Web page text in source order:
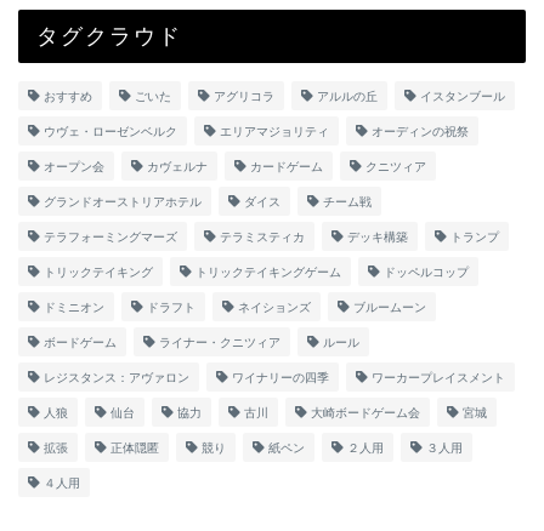
タグクラウド
おすすめ ごいた アグリコラ アルルの丘 イスタンブール
ウヴェ・ローゼンベルク エリアマジョリティ オーディンの祝祭
オープン会 カヴェルナ カードゲーム クニツィア
グランドオーストリアホテル ダイス チーム戦
テラフォーミングマーズ テラミスティカ デッキ構築 トランプ
トリックテイキング トリックテイキングゲーム ドッペルコップ
ドミニオン ドラフト ネイションズ ブルームーン
ボードゲーム ライナー・クニツィア ルール
レジスタンス：アヴァロン ワイナリーの四季 ワーカープレイスメント
人狼 仙台 協力 古川 大崎ボードゲーム会 宮城
拡張 正体隠匿 競り 紙ペン ２人用 ３人用
４人用